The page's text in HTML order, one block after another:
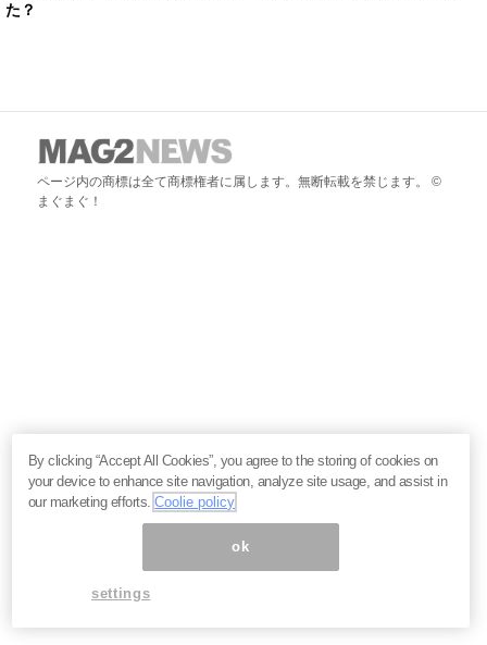
た？
ページ内の商標は全て商標権者に属します。無断転載を禁じます。 ©
まぐまぐ！
By clicking “Accept All Cookies”, you agree to the storing of cookies on
your device to enhance site navigation, analyze site usage, and assist in
our marketing efforts.Coolie policy
ok
settings